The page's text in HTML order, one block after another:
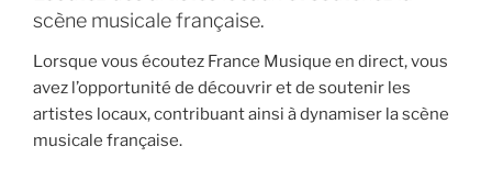
scène musicale française.
Lorsque vous écoutez France Musique en direct, vous
avez l’opportunité de découvrir et de soutenir les
artistes locaux, contribuant ainsi à dynamiser la scène
musicale française.